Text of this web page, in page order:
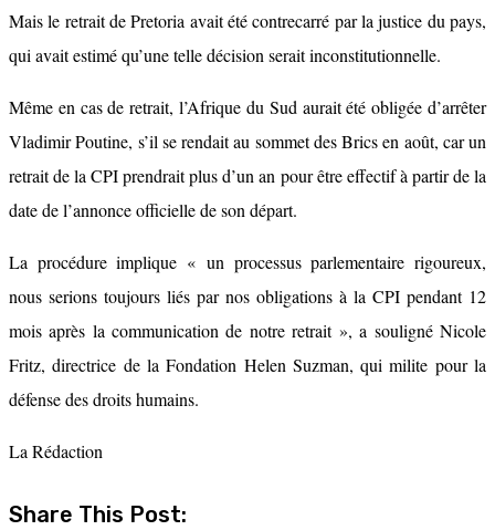
Mais le retrait de Pretoria avait été contrecarré par la justice du pays,
qui avait estimé qu’une telle décision serait inconstitutionnelle.
Même en cas de retrait, l’Afrique du Sud aurait été obligée d’arrêter
Vladimir Poutine, s’il se rendait au sommet des Brics en août, car un
retrait de la CPI prendrait plus d’un an pour être effectif à partir de la
date de l’annonce officielle de son départ.
La procédure implique « un processus parlementaire rigoureux,
nous serions toujours liés par nos obligations à la CPI pendant 12
mois après la communication de notre retrait », a souligné Nicole
Fritz, directrice de la Fondation Helen Suzman, qui milite pour la
défense des droits humains.
La Rédaction
Share This Post: